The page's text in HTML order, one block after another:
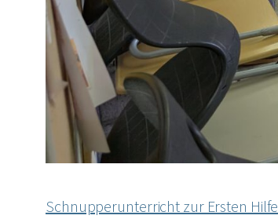
Schnupperunterricht zur Ersten Hilfe